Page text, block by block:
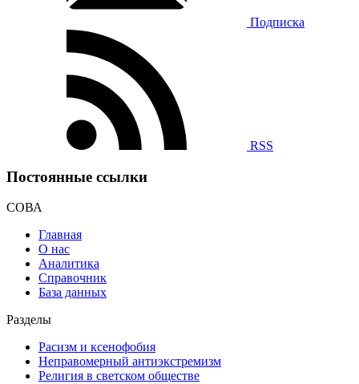
Подписка
RSS
Постоянные ссылки
СОВА
Главная
О нас
Аналитика
Справочник
База данных
Разделы
Расизм и ксенофобия
Неправомерный антиэкстремизм
Религия в светском обществе